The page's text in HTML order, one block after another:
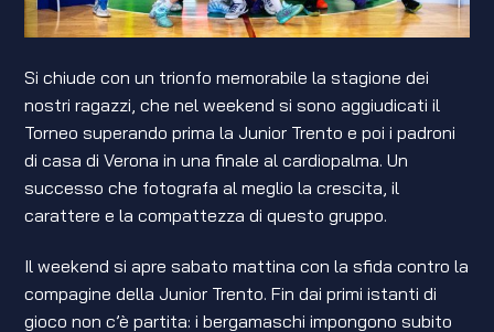
Si chiude con un trionfo memorabile la stagione dei
nostri ragazzi, che nel weekend si sono aggiudicati il
Torneo superando prima la Junior Trento e poi i padroni
di casa di Verona in una finale al cardiopalma. Un
successo che fotografa al meglio la crescita, il
carattere e la compattezza di questo gruppo.
Il weekend si apre sabato mattina con la sfida contro la
compagine della Junior Trento. Fin dai primi istanti di
gioco non c’è partita: i bergamaschi impongono subito